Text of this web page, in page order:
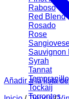
Raboso
Red Blend
Rosado
Rose
Sauvignon
Syrah
Tannat
Tempranillo
Tockaij
Torrontes
Añadir a la lista